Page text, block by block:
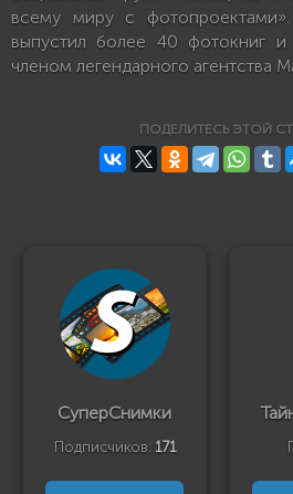
всему миру с
выпустил более 40 фотокниг и
членом легендарного агентства
ПОДЕЛИТЕСЬ ЭТОЙ
СуперСнимки
Подписчиков: 171